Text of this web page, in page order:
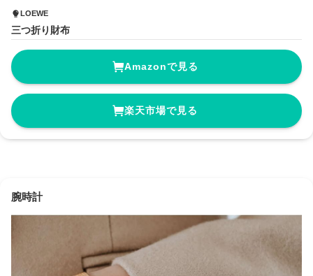
LOEWE
三つ折り財布
Amazonで見る
楽天市場で見る
腕時計